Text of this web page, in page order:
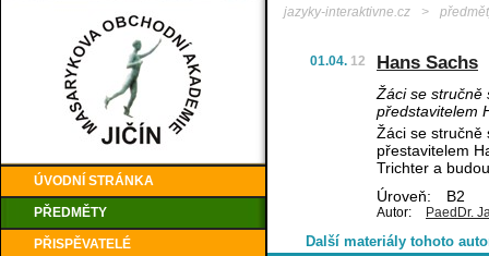
ÚVODNÍ STRÁNKA
PŘEDMĚTY
PŘISPĚVATELÉ
jazyky-interaktivne.cz >
01.04. 12 Hans Sachs
Žáci se stručně
představitelem
Žáci se stručně
přestavitelem
Trichter a
Úroveň:
B2
Autor: PaedDr.
Další materiály tohoto